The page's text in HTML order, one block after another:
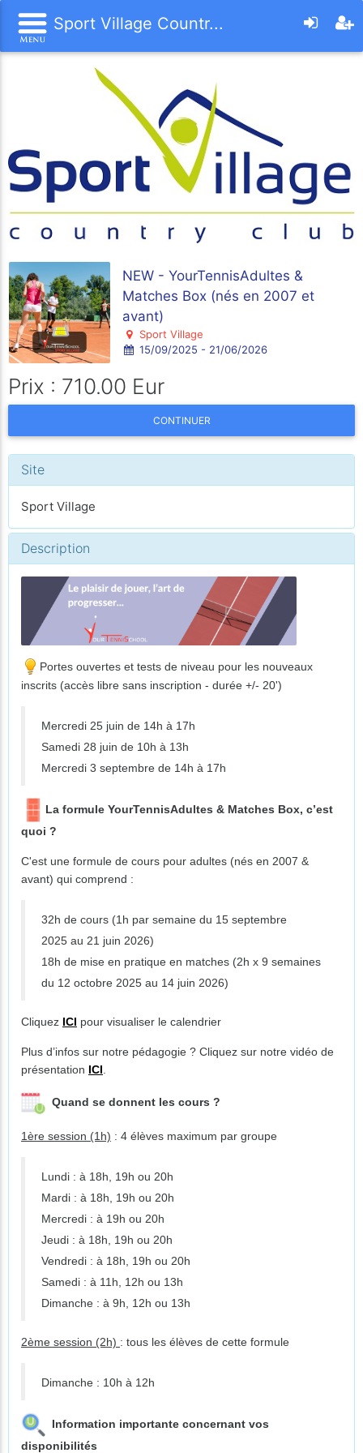
Sport Village Countr...
NEW - YourTennisAdultes &
Matches Box (nés en 2007 et
avant)
Sport Village
15/09/2025 - 21/06/2026
Prix : 710.00 Eur
CONTINUER
Site
Sport Village
Description
Portes ouvertes et tests de niveau pour les nouveaux
inscrits (accès libre sans inscription - durée +/- 20')
Mercredi 25 juin de 14h à 17h
Samedi 28 juin de 10h à 13h
Mercredi 3 septembre de 14h à 17h
La formule YourTennisAdultes & Matches Box, c’est
quoi ?
C'est une formule de cours pour adultes (nés en 2007 &
avant) qui comprend :
32h de cours (1h par semaine du 15 septembre
2025 au 21 juin 2026)
18h de mise en pratique en matches (2h x 9 semaines
du 12 octobre 2025 au 14 juin 2026)
Cliquez ICI pour visualiser le calendrier
Plus d’infos sur notre pédagogie ? Cliquez sur notre vidéo de
présentation ICI.
Quand se donnent les cours ?
1ère session (1h) : 4 élèves maximum par groupe
Lundi : à 18h, 19h ou 20h
Mardi : à 18h, 19h ou 20h
Mercredi : à 19h ou 20h
Jeudi : à 18h, 19h ou 20h
Vendredi : à 18h, 19h ou 20h
Samedi : à 11h, 12h ou 13h
Dimanche : à 9h, 12h ou 13h
2ème session (2h) : tous les élèves de cette formule
Dimanche : 10h à 12h
Information importante concernant vos
disponibilités